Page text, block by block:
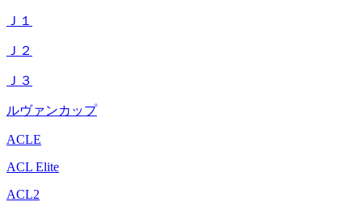
Ｊ１
Ｊ２
Ｊ３
ルヴァンカップ
ACLE
ACL Elite
ACL2